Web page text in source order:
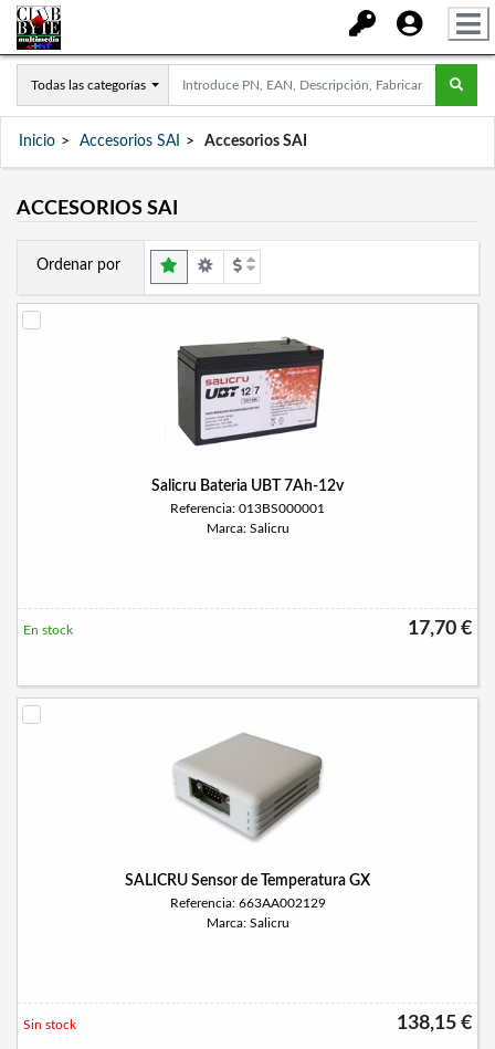
Todas las categorías
Inicio Accesorios SAI Accesorios SAI
ACCESORIOS SAI
Ordenar por
Salicru Bateria UBT 7Ah-12v
Referencia: 013BS000001
Marca: Salicru
17,70 €
En stock
SALICRU Sensor de Temperatura GX
Referencia: 663AA002129
Marca: Salicru
138,15 €
Sin stock